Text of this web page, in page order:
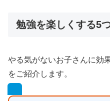
勉強を楽しくする5
やる気がないお子さんに効
をご紹介します。